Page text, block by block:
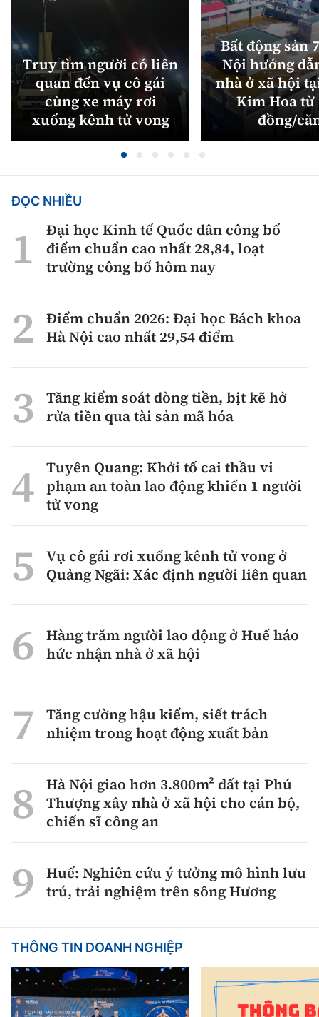
Truy tìm người có liên
quan đến vụ cô gái
cùng xe máy rơi
xuống kênh tử vong
Bất động sản
Nội hướng
nhà ở xã hội
Kim Hoa từ
đồng/
ĐỌC NHIỀU
Đại học Kinh tế Quốc dân công bố
điểm chuẩn cao nhất 28,84, loạt
trường công bố hôm nay
Điểm chuẩn 2026: Đại học Bách khoa
Hà Nội cao nhất 29,54 điểm
Tăng kiểm soát dòng tiền, bịt kẽ hở
rửa tiền qua tài sản mã hóa
Tuyên Quang: Khởi tố cai thầu vi
phạm an toàn lao động khiến 1 người
tử vong
Vụ cô gái rơi xuống kênh tử vong ở
Quảng Ngãi: Xác định người liên quan
Hàng trăm người lao động ở Huế háo
hức nhận nhà ở xã hội
Tăng cường hậu kiểm, siết trách
nhiệm trong hoạt động xuất bản
Hà Nội giao hơn 3.800m² đất tại Phú
Thượng xây nhà ở xã hội cho cán bộ,
chiến sĩ công an
Huế: Nghiên cứu ý tưởng mô hình lưu
trú, trải nghiệm trên sông Hương
THÔNG TIN DOANH NGHIỆP